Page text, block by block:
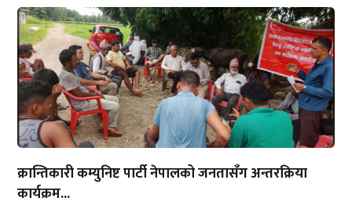
क्रान्तिकारी कम्युनिष्ट पार्टी नेपालको जनतासँग अन्तरक्रिया
कार्यक्रम...